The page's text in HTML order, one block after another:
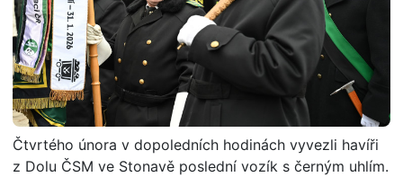
Čtvrtého února v dopoledních hodinách vyvezli havíři
z Dolu ČSM ve Stonavě poslední vozík s černým uhlím.